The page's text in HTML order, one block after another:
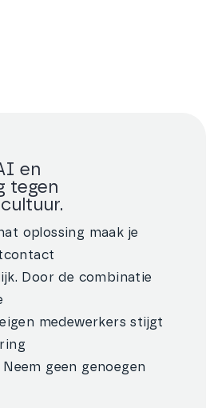
en
tegen
oplossing maak je
Door de combinatie
medewerkers stijgt
Neem geen genoegen